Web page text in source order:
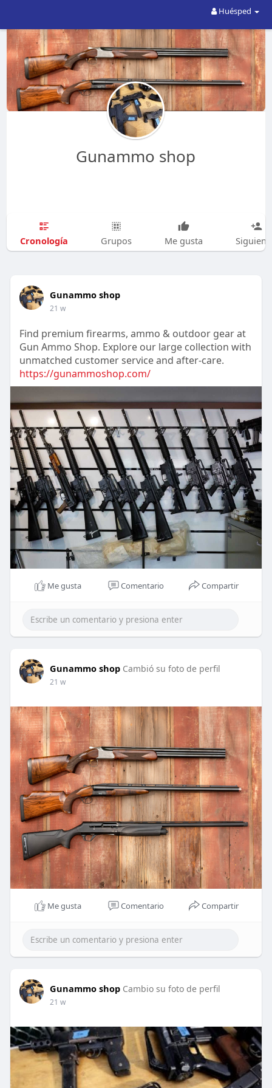
Huésped
Gunammo shop
Cronología Grupos Me gusta
Gunammo shop
21 w
Find premium firearms, ammo & outdoor gear at
Gun Ammo Shop. Explore our large collection with
unmatched customer service and after-care.
https://gunammoshop.com/
Me gusta Comentario Compartir
Gunammo shop Cambió su foto de perfil
21 w
Me gusta Comentario Compartir
Gunammo shop Cambio su foto de perfil
21 w